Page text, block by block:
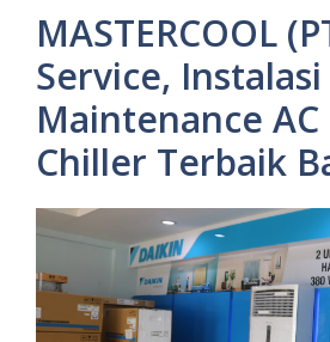
MASTERCOOL
Service,
Maintenance AC
Chiller Terbaik